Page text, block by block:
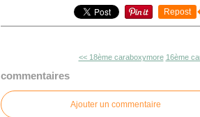
Repost
<< 18ème caraboxymore 16ème
commentaires
Ajouter un commentaire